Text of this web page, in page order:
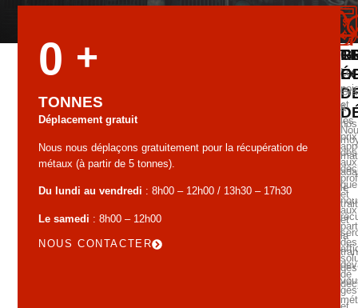
aux
et
aux
des
de
Les
et
les
prix
des
que
à
nos
le
et
la
des
0 +
TONNES
Déplacement gratuit
Nous nous déplaçons gratuitement pour la récupération de
métaux (à partir de 5 tonnes).
Du lundi au vendredi : 8h00 – 12h00 / 13h30 – 17h30
Le samedi : 8h00 – 12h00
NOUS CONTACTER